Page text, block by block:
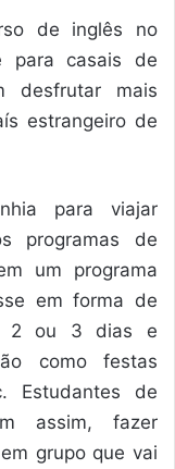
de inglês no
para casais de
desfrutar mais
estrangeiro de
para viajar
programas de
um programa
em forma de
2 ou 3 dias e
como festas
Estudantes de
assim, fazer
grupo que vai